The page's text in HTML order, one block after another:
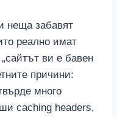
неща забавят
реално имат
ви е бавен
причини:
много
caching headers,